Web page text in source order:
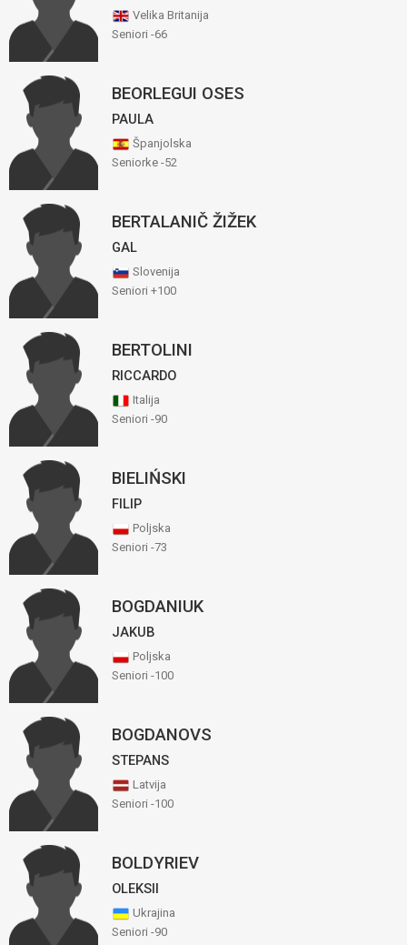
Velika Britanija
Seniori -66
BEORLEGUI OSES
PAULA
Španjolska
Seniorke -52
BERTALANIČ ŽIŽEK
GAL
Slovenija
Seniori +100
BERTOLINI
RICCARDO
Italija
Seniori -90
BIELIŃSKI
FILIP
Poljska
Seniori -73
BOGDANIUK
JAKUB
Poljska
Seniori -100
BOGDANOVS
STEPANS
Latvija
Seniori -100
BOLDYRIEV
OLEKSII
Ukrajina
Seniori -90